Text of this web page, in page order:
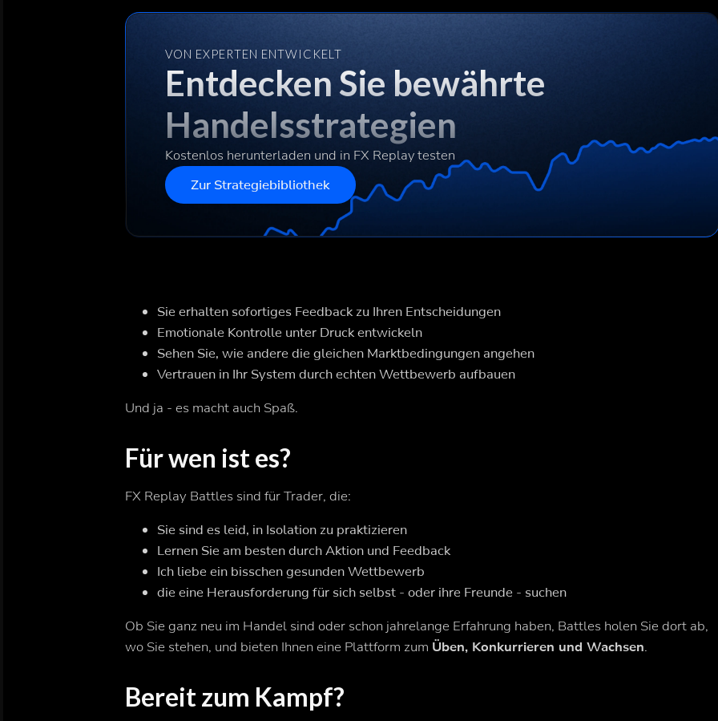
VON EXPERTEN ENTWICKELT
Entdecken Sie bewährte
Handelsstrategien
Kostenlos herunterladen und in FX Replay testen
Zur Strategiebibliothek
Sie erhalten sofortiges Feedback zu Ihren Entscheidungen
Emotionale Kontrolle unter Druck entwickeln
Sehen Sie, wie andere die gleichen Marktbedingungen angehen
Vertrauen in Ihr System durch echten Wettbewerb aufbauen
Und ja - es macht auch Spaß.
Für wen ist es?
FX Replay Battles sind für Trader, die:
Sie sind es leid, in Isolation zu praktizieren
Lernen Sie am besten durch Aktion und Feedback
Ich liebe ein bisschen gesunden Wettbewerb
die eine Herausforderung für sich selbst - oder ihre Freunde - suchen
Ob Sie ganz neu im Handel sind oder schon jahrelange Erfahrung haben, Battles holen Sie dort ab,
wo Sie stehen, und bieten Ihnen eine Plattform zum Üben, Konkurrieren und Wachsen.
Bereit zum Kampf?